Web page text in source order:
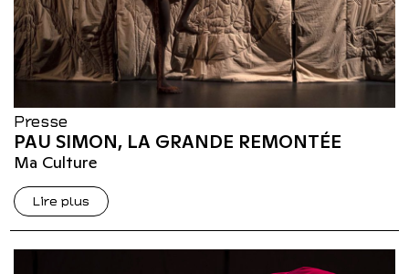
Presse
PAU SIMON, LA GRANDE REMONTÉE
Ma Culture
Lire plus